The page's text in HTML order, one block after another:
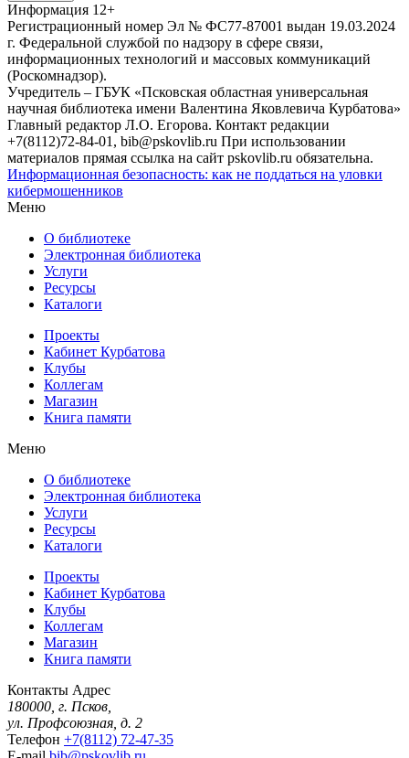
Информация 12+
Регистрационный номер Эл № ФС77-87001 выдан 19.03.2024
г. Федеральной службой по надзору в сфере связи,
информационных технологий и массовых коммуникаций
(Роскомнадзор).
Учредитель – ГБУК «Псковская областная универсальная
научная библиотека имени Валентина Яковлевича Курбатова»
Главный редактор Л.О. Егорова. Контакт редакции
+7(8112)72-84-01, bib@pskovlib.ru При использовании
материалов прямая ссылка на сайт pskovlib.ru обязательна.
Информационная безопасность: как не поддаться на уловки
кибермошенников
Меню
О библиотеке
Электронная библиотека
Услуги
Ресурсы
Каталоги
Проекты
Кабинет Курбатова
Клубы
Коллегам
Магазин
Книга памяти
Меню
О библиотеке
Электронная библиотека
Услуги
Ресурсы
Каталоги
Проекты
Кабинет Курбатова
Клубы
Коллегам
Магазин
Книга памяти
Контакты Адрес
180000, г. Псков,
ул. Профсоюзная, д. 2
Телефон +7(8112) 72-47-35